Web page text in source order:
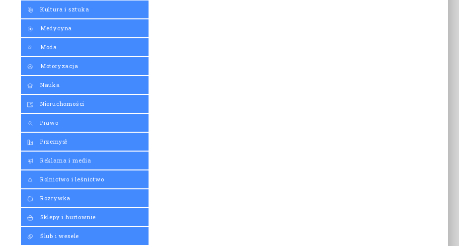
Kultura i sztuka
Medycyna
Moda
Motoryzacja
Nauka
Nieruchomości
Prawo
Przemysł
Reklama i media
Rolnictwo i leśnictwo
Rozrywka
Sklepy i hurtownie
Ślub i wesele